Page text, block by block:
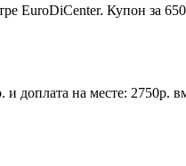
EuroDiCenter. Купон за
доплата на месте: 2750р.